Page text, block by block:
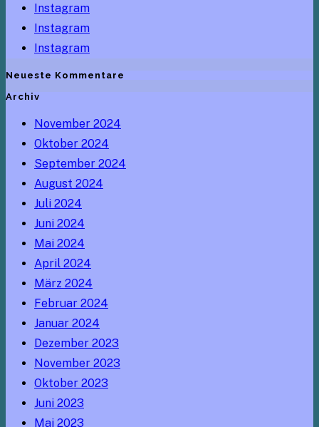
Instagram
Instagram
Instagram
Neueste Kommentare
Archiv
November 2024
Oktober 2024
September 2024
August 2024
Juli 2024
Juni 2024
Mai 2024
April 2024
März 2024
Februar 2024
Januar 2024
Dezember 2023
November 2023
Oktober 2023
Juni 2023
Mai 2023